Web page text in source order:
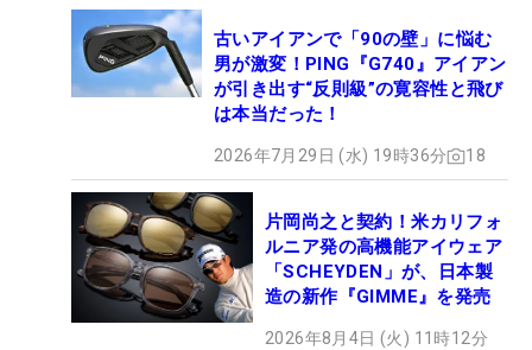
古いアイアンで「90の壁」に悩む
男が激変！PING『G740』アイアン
が引き出す“反則級”の寛容性と飛び
は本当だった！
2026年7月29日 (水) 19時36分 18
片岡尚之と契約！米カリフォ
ルニア発の高機能アイウェア
「SCHEYDEN」が、日本製
造の新作『GIMME』を発売
2026年8月4日 (火) 11時12分